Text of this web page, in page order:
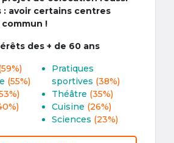
: avoir certains centres
!
des + de 60 ans
(55%)
Pratiques
sportives (38%)
Théâtre (35%)
Cuisine (26%)
Sciences (23%)